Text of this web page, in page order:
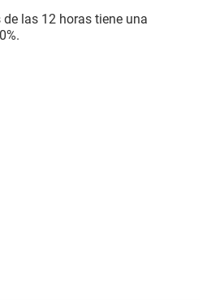
las 12 horas tiene una